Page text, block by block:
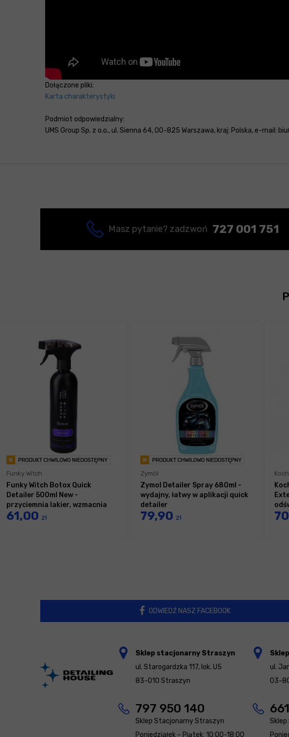
Dołączone pliki:
Karta charakterystyki
Podmiot odpowiedzialny:
UMS Group Sp. z o.o., ul. Sienna 64, 00-825 Warszawa, kraj: Polska, e-mail:
Masz pytanie? zadzwoń 727 001 751
Funky Witch
Funky Witch Botox Quick
Detailer 500ml New -
przyciemnia lakier, wzmacnia
głębię i połysk
61,00 zł
Zymöl
Zymol Detailer Spray 680ml -
wydajny, łatwy w aplikacji quick
detailer
79,90 zł
ODWIEDŹ NASZ FACEBOOK
Sklep stacjonarny Straszyn
ul. Starogardzka 117, lok. U5
83-010 Straszyn
797 950 140
Sklep Stacjonarny Straszyn
Poniedziałek – Piątek: 10:00-18:00
ul.
03-